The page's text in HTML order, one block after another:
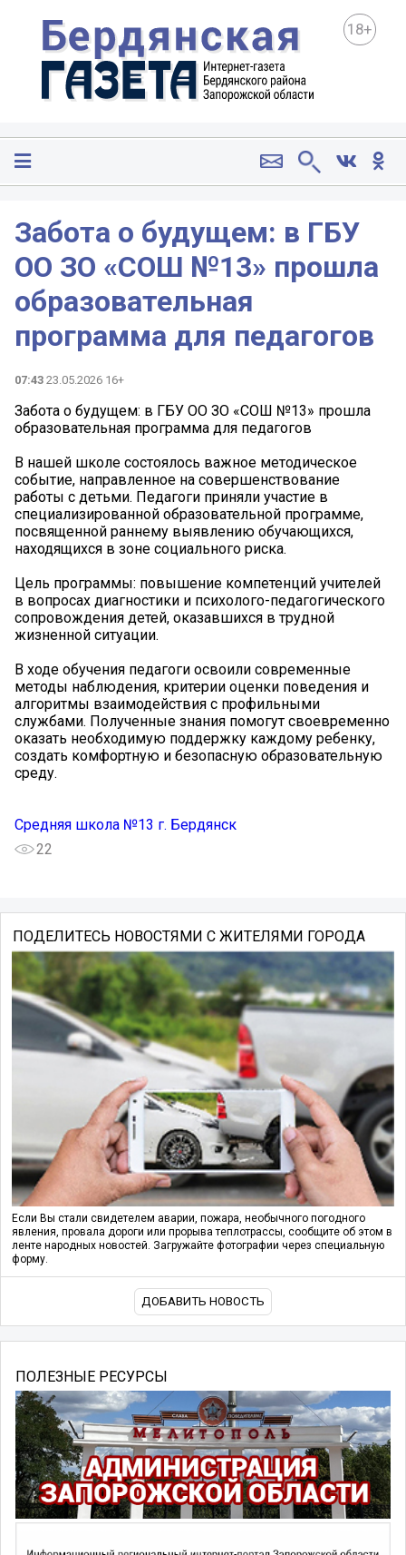
18+
Забота о будущем: в ГБУ
ОО ЗО «СОШ №13» прошла
образовательная
программа для педагогов
07:43 23.05.2026 16+
Забота о будущем: в ГБУ ОО ЗО «СОШ №13» прошла
образовательная программа для педагогов
В нашей школе состоялось важное методическое
событие, направленное на совершенствование
работы с детьми. Педагоги приняли участие в
специализированной образовательной программе,
посвященной раннему выявлению обучающихся,
находящихся в зоне социального риска.
Цель программы: повышение компетенций учителей
в вопросах диагностики и психолого-педагогического
сопровождения детей, оказавшихся в трудной
жизненной ситуации.
В ходе обучения педагоги освоили современные
методы наблюдения, критерии оценки поведения и
алгоритмы взаимодействия с профильными
службами. Полученные знания помогут своевременно
оказать необходимую поддержку каждому ребенку,
создать комфортную и безопасную образовательную
среду.
Средняя школа №13 г. Бердянск
22
ПОДЕЛИТЕСЬ НОВОСТЯМИ С ЖИТЕЛЯМИ ГОРОДА
Если Вы стали свидетелем аварии, пожара, необычного погодного
явления, провала дороги или прорыва теплотрассы, сообщите об этом в
ленте народных новостей. Загружайте фотографии через специальную
форму.
ДОБАВИТЬ НОВОСТЬ
ПОЛЕЗНЫЕ РЕСУРСЫ